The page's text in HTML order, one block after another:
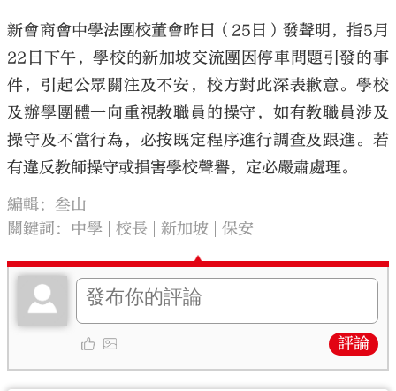
新會商會中學法團校董會昨日（25日）發聲明，指5月
22日下午，學校的新加坡交流團因停車問題引發的事
件，引起公眾關注及不安，校方對此深表歉意。學校
及辦學團體一向重視教職員的操守，如有教職員涉及
操守及不當行為，必按既定程序進行調查及跟進。若
有違反教師操守或損害學校聲譽，定必嚴肅處理。
編輯：叁山
關鍵詞： 中學 校長 新加坡 保安
評論